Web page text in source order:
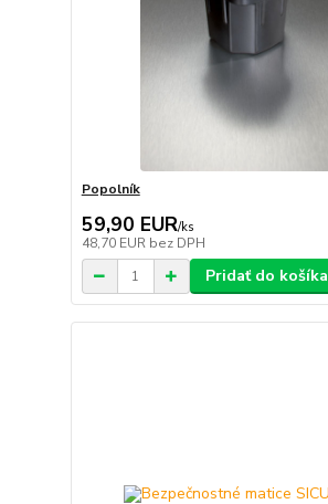
Popolník
59,90 EUR/ks
48,70 EUR bez DPH
Pridať do košíka